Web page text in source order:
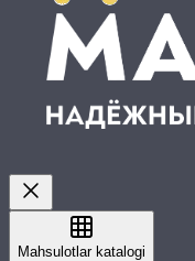
Mahsulotlar katalogi